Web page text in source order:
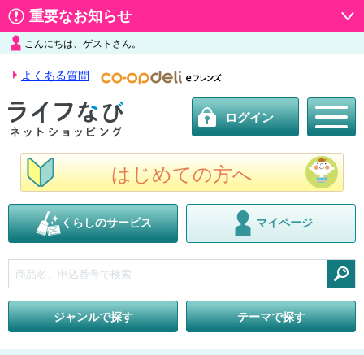
重要なお知らせ
こんにちは、ゲストさん。
よくある質問
ログイン
はじめての方へ
くらしのサービス マイページ
ジャンルで探す
テーマで探す